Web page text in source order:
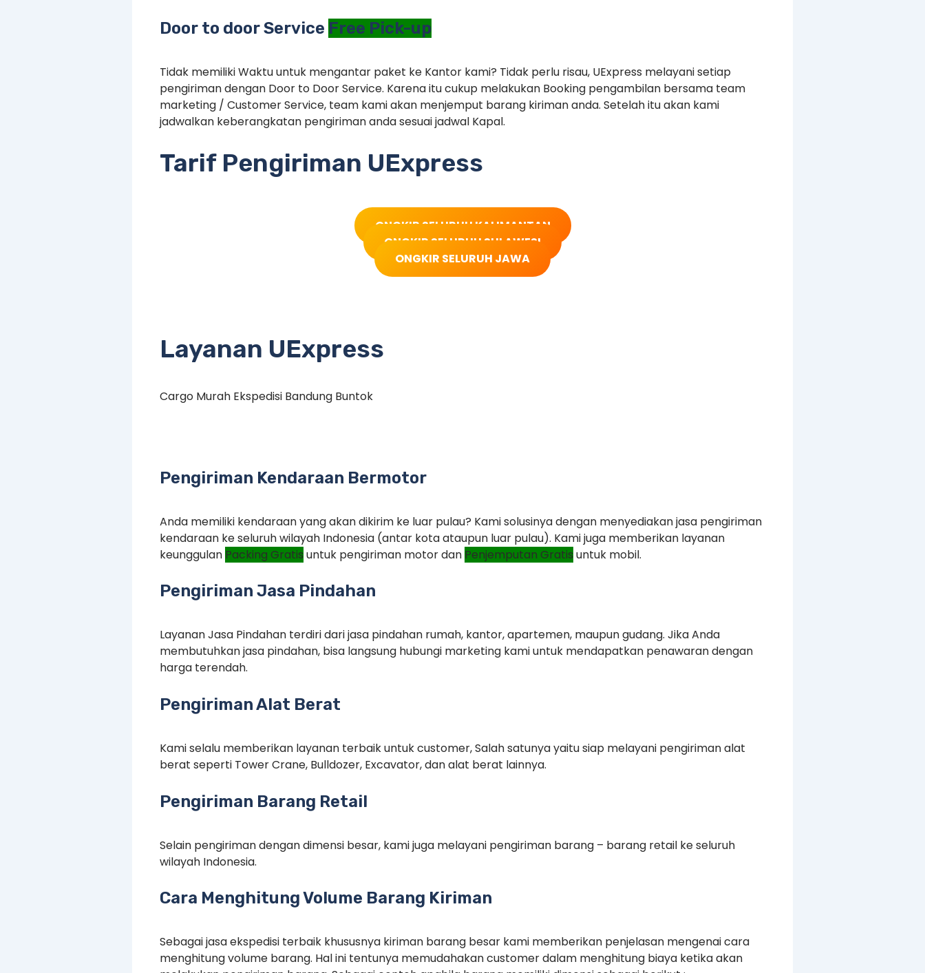
Door to door Service Free Pick-up
Tidak memiliki Waktu untuk mengantar paket ke Kantor kami? Tidak perlu risau, UExpress melayani setiap
pengiriman dengan Door to Door Service. Karena itu cukup melakukan Booking pengambilan bersama team
marketing / Customer Service, team kami akan menjemput barang kiriman anda. Setelah itu akan kami
jadwalkan keberangkatan pengiriman anda sesuai jadwal Kapal.
Tarif Pengiriman UExpress
ONGKIR SELURUH KALIMANTAN
ONGKIR SELURUH SULAWESI
ONGKIR SELURUH JAWA
Layanan UExpress
Cargo Murah Ekspedisi Bandung Buntok
Pengiriman Kendaraan Bermotor
Anda memiliki kendaraan yang akan dikirim ke luar pulau? Kami solusinya dengan menyediakan jasa pengiriman
kendaraan ke seluruh wilayah Indonesia (antar kota ataupun luar pulau). Kami juga memberikan layanan
keunggulan Packing Gratis untuk pengiriman motor dan Penjemputan Gratis untuk mobil.
Pengiriman Jasa Pindahan
Layanan Jasa Pindahan terdiri dari jasa pindahan rumah, kantor, apartemen, maupun gudang. Jika Anda
membutuhkan jasa pindahan, bisa langsung hubungi marketing kami untuk mendapatkan penawaran dengan
harga terendah.
Pengiriman Alat Berat
Kami selalu memberikan layanan terbaik untuk customer, Salah satunya yaitu siap melayani pengiriman alat
berat seperti Tower Crane, Bulldozer, Excavator, dan alat berat lainnya.
Pengiriman Barang Retail
Selain pengiriman dengan dimensi besar, kami juga melayani pengiriman barang – barang retail ke seluruh
wilayah Indonesia.
Cara Menghitung Volume Barang Kiriman
Sebagai jasa ekspedisi terbaik khususnya kiriman barang besar kami memberikan penjelasan mengenai cara
menghitung volume barang. Hal ini tentunya memudahakan customer dalam menghitung biaya ketika akan